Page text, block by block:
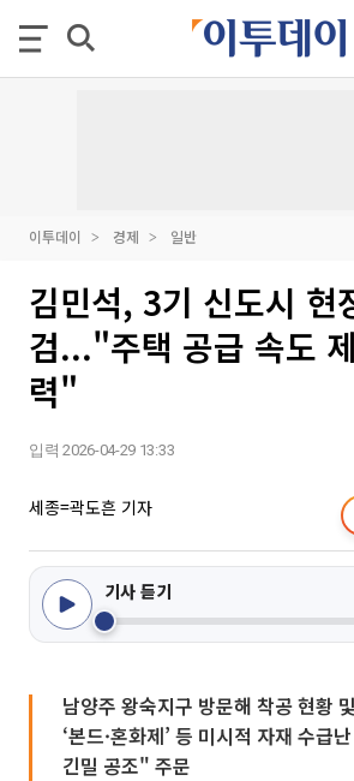
이투데이 경제 일반
김민석, 3기 신도시 현
검..."주택 공급 속도
력"
입력 2026-04-29 13:33
세종=곽도흔 기자
기사 듣기
남양주 왕숙지구 방문해 착공 현황
‘본드·혼화제’ 등 미시적 자재 수급
긴밀 공조" 주문